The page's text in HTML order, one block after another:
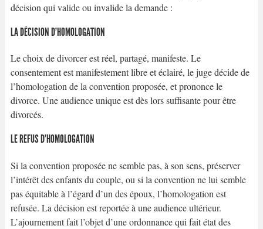
décision qui valide ou invalide la demande :
LA DÉCISION D’HOMOLOGATION
Le choix de divorcer est réel, partagé, manifeste. Le
consentement est manifestement libre et éclairé, le juge décide de
l’homologation de la convention proposée, et prononce le
divorce. Une audience unique est dès lors suffisante pour être
divorcés.
LE REFUS D’HOMOLOGATION
Si la convention proposée ne semble pas, à son sens, préserver
l’intérêt des enfants du couple, ou si la convention ne lui semble
pas équitable à l’égard d’un des époux, l’homologation est
refusée. La décision est reportée à une audience ultérieur.
L’ajournement fait l’objet d’une ordonnance qui fait état des